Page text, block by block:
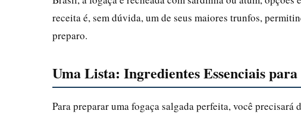
receita é, sem dúvida, um de seus maiores trunfos,
preparo.
Uma Lista: Ingredientes Essenciais para
Para preparar uma fogaça salgada perfeita, você